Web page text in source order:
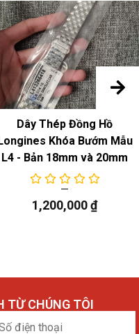
Dây Thép Đồng Hồ
Khóa Bướm Mẫu
L4 - Bản 18mm và 20mm
1,200,000₫
TỪ CHÚNG TÔI